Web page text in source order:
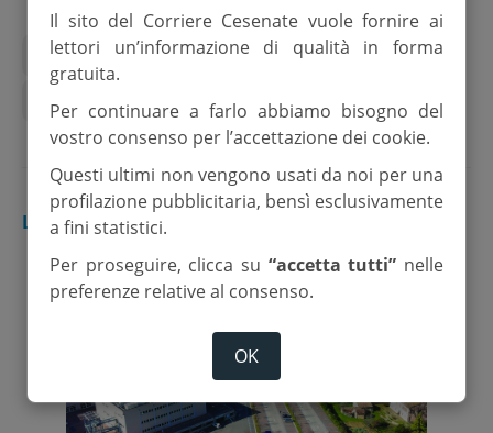
Ausl Romagna formula servizi
Ospedale Bufalini Uil
LETTERE
Il sito del Corriere Cesenate vuole fornire ai
lettori un’informazione di qualità in forma
gratuita.
Per continuare a farlo abbiamo bisogno del
vostro consenso per l’accettazione dei cookie.
Questi ultimi non vengono usati da noi per una
profilazione pubblicitaria, bensì esclusivamente
a fini statistici.
Per proseguire, clicca su “accetta tutti” nelle
preferenze relative al consenso.
OK